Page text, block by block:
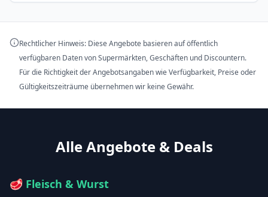
Rechtlicher Hinweis: Diese Angebote basieren auf öffentlich
verfügbaren Daten von Supermärkten, Geschäften und Discountern.
Für die Richtigkeit der Angebotsangaben wie Verfügbarkeit, Preise oder
Gültigkeitszeiträume übernehmen wir keine Gewähr.
Alle Angebote & Deals
🥩 Fleisch & Wurst